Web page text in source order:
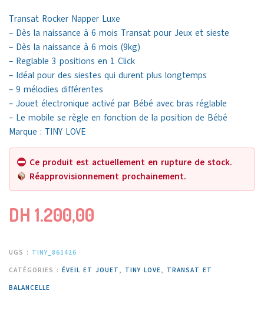
Transat Rocker Napper Luxe
– Dès la naissance à 6 mois Transat pour Jeux et sieste
– Dès la naissance à 6 mois (9kg)
– Reglable 3 positions en 1 Click
– Idéal pour des siestes qui durent plus longtemps
– 9 mélodies différentes
– Jouet électronique activé par Bébé avec bras réglable
– Le mobile se règle en fonction de la position de Bébé
Marque : TINY LOVE
Ce produit est actuellement en rupture de stock.
Réapprovisionnement prochainement.
DH 1.200,00
UGS : TINY_861426
CATÉGORIES : ÉVEIL ET JOUET , TINY LOVE, TRANSAT ET
BALANCELLE